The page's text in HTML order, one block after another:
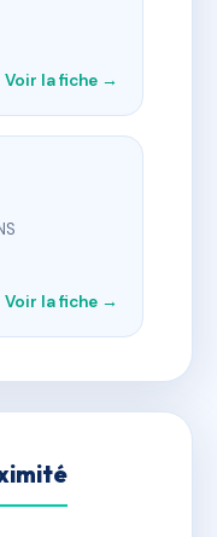
Voir la fiche →
Voir la fiche →